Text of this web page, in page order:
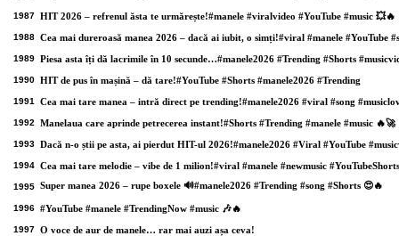
1987 HIT 2026 – refrenul ăsta te urmărește!#manele #viralvideo #YouTube #music 💥🔥
1988 Cea mai dureroasă manea 2026 – dacă ai iubit, o simți!#viral #manele #YouTube
1989 Piesa asta îți dă lacrimile în 10 secunde…#manele2026 #Trending #Shorts
1990 HIT de pus în mașină – dă tare!#YouTube #Shorts #manele2026 #Trending
1991 Cea mai tare manea – intră direct pe trending!#manele2026 #viral #song
1992 Manelaua care aprinde petrecerea instant!#Shorts #Trending #manele #music 🔥🚀
1993 Dacă n-o știi pe asta, ai pierdut HIT-ul 2026!#manele2026 #Viral #YouTube
1994 Cea mai tare melodie – vibe de 1 milion!#viral #manele #newmusic
1995 Super manea 2026 – rupe boxele 🔊#manele2026 #Trending #song #Shorts 😍🔥
1996 #YouTube #manele #TrendingNow #music 🎶🔥
1997 O voce de aur de manele… rar mai auzi așa ceva!